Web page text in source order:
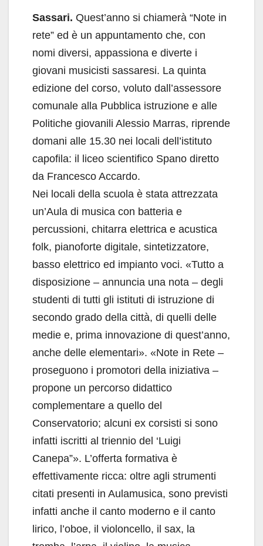
Sassari. Quest’anno si chiamerà “Note in
rete” ed è un appuntamento che, con
nomi diversi, appassiona e diverte i
giovani musicisti sassaresi. La quinta
edizione del corso, voluto dall’assessore
comunale alla Pubblica istruzione e alle
Politiche giovanili Alessio Marras, riprende
domani alle 15.30 nei locali dell’istituto
capofila: il liceo scientifico Spano diretto
da Francesco Accardo.
Nei locali della scuola è stata attrezzata
un’Aula di musica con batteria e
percussioni, chitarra elettrica e acustica
folk, pianoforte digitale, sintetizzatore,
basso elettrico ed impianto voci. «Tutto a
disposizione – annuncia una nota – degli
studenti di tutti gli istituti di istruzione di
secondo grado della città, di quelli delle
medie e, prima innovazione di quest’anno,
anche delle elementari». «Note in Rete –
proseguono i promotori della iniziativa –
propone un percorso didattico
complementare a quello del
Conservatorio; alcuni ex corsisti si sono
infatti iscritti al triennio del ‘Luigi
Canepa”». L’offerta formativa è
effettivamente ricca: oltre agli strumenti
citati presenti in Aulamusica, sono previsti
infatti anche il canto moderno e il canto
lirico, l’oboe, il violoncello, il sax, la